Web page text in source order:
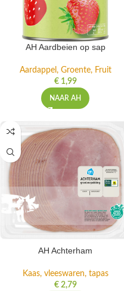
AH Aardbeien op sap
Aardappel, Groente, Fruit
€1,99
NAAR AH
AH Achterham
Kaas, vleeswaren, tapas
€2,79